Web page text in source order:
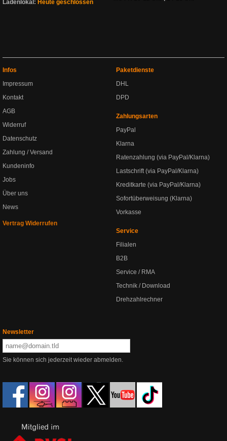
Ladenlokal: Heute geschlossen
Infos
Impressum
Kontakt
AGB
Widerruf
Datenschutz
Zahlung / Versand
Kundeninfo
Jobs
Über uns
News
Vertrag Widerrufen
Paketdienste
DHL
DPD
Zahlungsarten
PayPal
Klarna
Ratenzahlung (via PayPal/Klarna)
Lastschrift (via PayPal/Klarna)
Kreditkarte (via PayPal/Klarna)
Sofortüberweisung (Klarna)
Vorkasse
Service
Filialen
B2B
Service / RMA
Technik / Download
Drehzahlrechner
Newsletter
Sie können sich jederzeit wieder abmelden.